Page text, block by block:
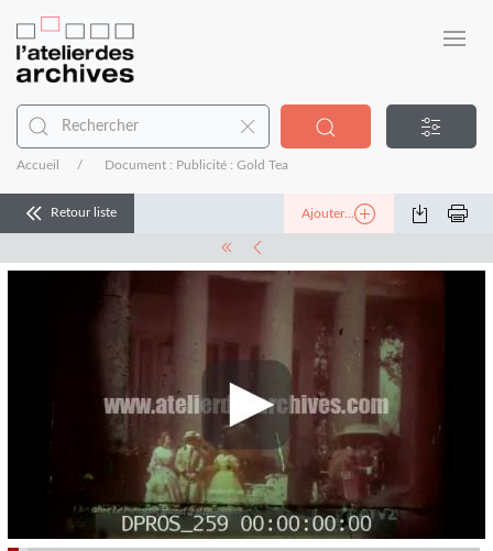
Accueil Document : Publicité : Gold Tea
Retour liste Ajouter...